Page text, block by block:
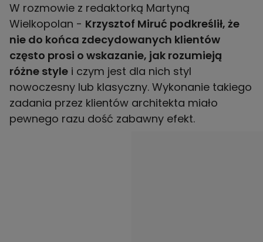
W rozmowie z redaktorką Martyną
Wielkopolan - Krzysztof Miruć podkreślił, że
nie do końca zdecydowanych klientów
często prosi o wskazanie, jak rozumieją
różne style i czym jest dla nich styl
nowoczesny lub klasyczny. Wykonanie takiego
zadania przez klientów architekta miało
pewnego razu dość zabawny efekt.